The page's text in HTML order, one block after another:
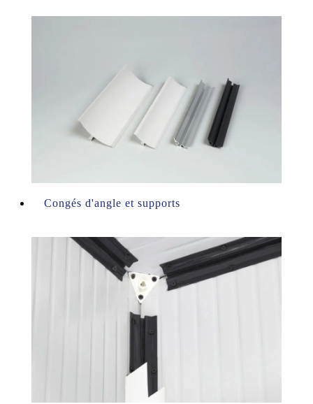
Congés d'angle et supports